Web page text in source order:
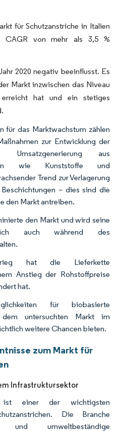
für Schutzanstriche in Italien
CAGR von mehr als 3,5 %
2020 negativ beeinflusst. Es
Markt inzwischen das Niveau
hat und ein stetiges
für das Marktwachstum zählen
zur Entwicklung der
Umsatzgenerierung aus
wie Kunststoffe und
Trend zur Verlagerung
– dies sind die
den Markt antreiben.
den Markt und wird seine
auch während des
Krieg hat die Lieferkette
Anstieg der Rohstoffpreise
hat.
für biobasierte
dem untersuchten Markt im
weitere Chancen bieten.
zum Markt für
Infrastruktursektor
ist einer der wichtigsten
Die Branche
und umweltbeständige